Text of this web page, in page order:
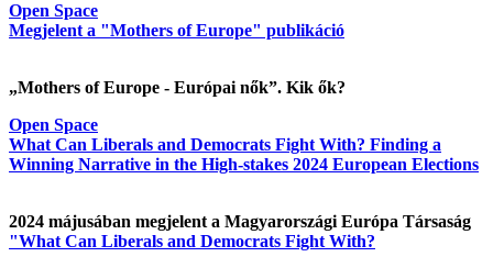
Open Space
Megjelent a "Mothers of Europe" publikáció
„Mothers of Europe - Európai nők”. Kik ők?
Open Space
What Can Liberals and Democrats Fight With? Finding a
Winning Narrative in the High-stakes 2024 European Elections
2024 májusában megjelent a Magyarországi Európa Társaság
"What Can Liberals and Democrats Fight With?